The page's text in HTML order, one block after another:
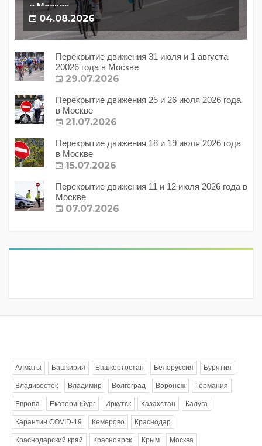
в Москве
04.08.2026
Перекрытие движения 31 июля и 1 августа
20026 года в Москве
29.07.2026
Перекрытие движения 25 и 26 июля 2026 года
в Москве
21.07.2026
Перекрытие движения 18 и 19 июля 2026 года
в Москве
15.07.2026
Перекрытие движения 11 и 12 июля 2026 года в
Москве
07.07.2026
Алматы Башкирия Башкортостан Белоруссия Бурятия
Владивосток Владимир Волгоград Воронеж Германия
Европа Екатеринбург Иркутск Казахстан Калуга
Карантин COVID-19 Кемерово Краснодар
Краснодарский край Красноярск Крым Москва